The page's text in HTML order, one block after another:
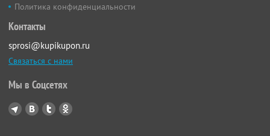
Политика конфиденциальности
Контакты
sprosi@kupikupon.ru
Связаться с нами
Мы в Соцсетях